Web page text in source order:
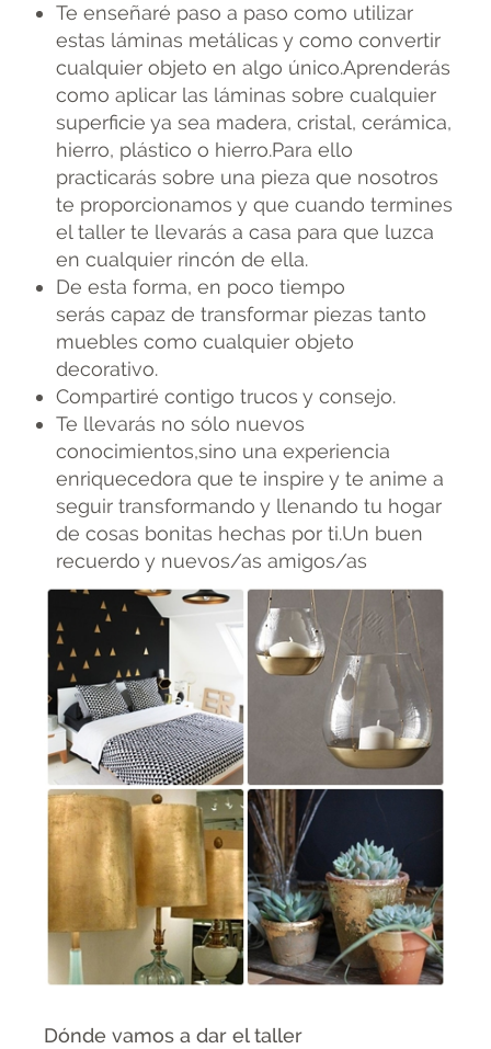
Te enseñaré paso a paso como utilizar
estas láminas metálicas y como convertir
cualquier objeto en algo único.Aprenderás
como aplicar las láminas sobre cualquier
superficie ya sea madera, cristal, cerámica,
hierro, plástico o hierro.Para ello
practicarás sobre una pieza que nosotros
te proporcionamos y que cuando termines
el taller te llevarás a casa para que luzca
en cualquier rincón de ella.
De esta forma, en poco tiempo
serás capaz de transformar piezas tanto
muebles como cualquier objeto
decorativo.
Compartiré contigo trucos y consejo.
Te llevarás no sólo nuevos
conocimientos,sino una experiencia
enriquecedora que te inspire y te anime a
seguir transformando y llenando tu hogar
de cosas bonitas hechas por ti.Un buen
recuerdo y nuevos/as amigos/as
Dónde vamos a dar el taller